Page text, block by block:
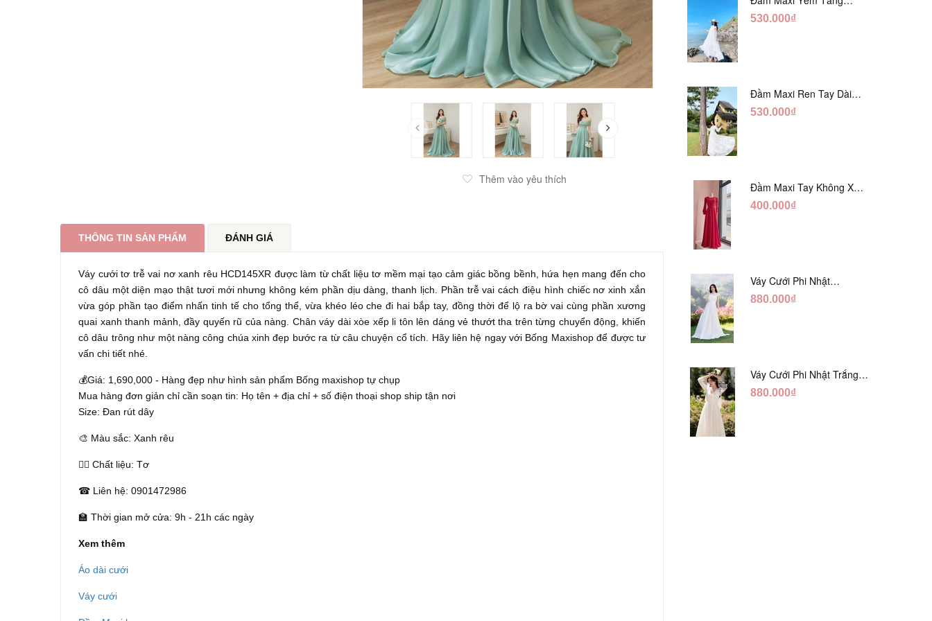
Thêm vào yêu thích
THÔNG TIN SẢN PHẨM ĐÁNH GIÁ
Váy cưới tơ trễ vai nơ xanh rêu HCD145XR được làm từ chất liệu tơ mềm mại tạo cảm giác bồng bềnh, hứa hẹn mang đến cho
cô dâu một diện mạo thật tươi mới nhưng không kém phần dịu dàng, thanh lịch. Phần trễ vai cách điệu hình chiếc nơ xinh xắn
vừa góp phần tạo điểm nhấn tinh tế cho tổng thể, vừa khéo léo che đi hai bắp tay, đồng thời để lộ ra bờ vai cùng phần xương
quai xanh thanh mảnh, đầy quyến rũ của nàng. Chân váy dài xòe xếp li tôn lên dáng vẻ thướt tha trên từng chuyển động, khiến
cô dâu trông như một nàng công chúa xinh đẹp bước ra từ câu chuyện cổ tích. Hãy liên hệ ngay với Bống Maxishop để được tư
vấn chi tiết nhé.
💰Giá: 1,690,000 - Hàng đẹp như hình sản phẩm Bống maxishop tự chụp
Mua hàng đơn giản chỉ cần soạn tin: Họ tên + địa chỉ + số điện thoại shop ship tận nơi
Size: Đan rút dây
🎨 Màu sắc: Xanh rêu
👰‍♀️ Chất liệu: Tơ
☎ Liên hệ: 0901472986
🏫 Thời gian mở cửa: 9h - 21h các ngày
Xem thêm
Áo dài cưới
Váy cưới
Trắng Ánh Tằm DT808
530.000₫
Đầm Maxi Ren Tay Dài
Hàng Ngọc Giữa Trắng
530.000₫
Đầm Maxi Tay Không Xẻ
Đỏ DM765
400.000₫
Váy Cưới Phi Nhật
Trắng Cúp Chéo DC543
880.000₫
Váy Cưới Phi Nhật Trắng
Tay Phối Ren Lửng DC554
880.000₫